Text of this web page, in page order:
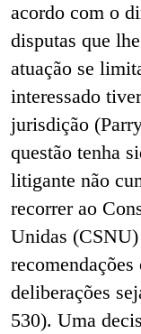
acordo com o
disputas que
atuação se
interessado
jurisdição
questão tenha
litigante não
recorrer ao
Unidas
deliberações
530). Uma